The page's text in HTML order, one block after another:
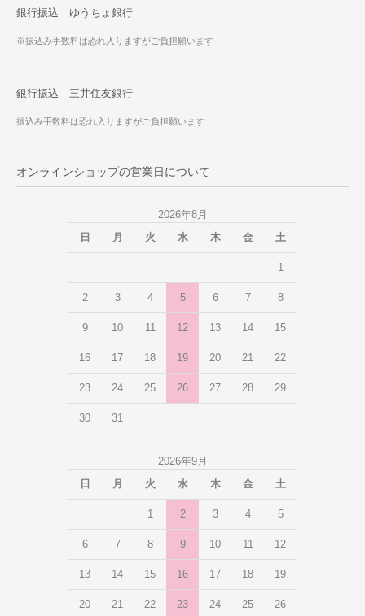
銀行振込 ゆうちょ銀行
※振込み手数料は恐れ入りますがご負担願います
銀行振込 三井住友銀行
振込み手数料は恐れ入りますがご負担願います
オンラインショップの営業日について
2026年8月
日
月 火 水 木 金 土
1
2 3 4 5 6 7 8
9 10 11 12 13 14 15
16 17 18 19 20 21 22
23 24 25 26 27 28 29
30 31
2026年9月
日
月 火 水 木 金 土
1 2 3 4 5
6 7 8 9 10 11 12
13 14 15 16 17 18 19
20 21 22 23 24 25 26